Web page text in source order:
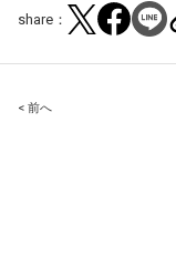
share：
Post
< 前へ